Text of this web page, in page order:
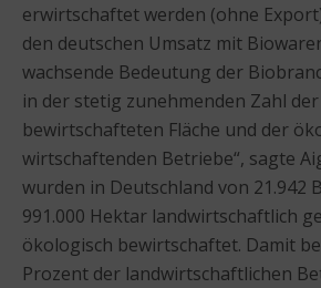
erwirtschaftet werden (ohne
den deutschen Umsatz mit
wachsende Bedeutung der
in der stetig zunehmenden Zahl
bewirtschafteten Fläche und der
wirtschaftenden Betriebe“, sagte
wurden in Deutschland von 21.942
991.000 Hektar landwirtschaftlich
ökologisch bewirtschaftet. Damit
Prozent der landwirtschaftlichen